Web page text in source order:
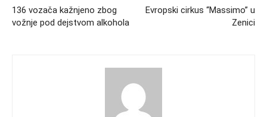
136 vozača kažnjeno zbog
vožnje pod dejstvom alkohola
Evropski cirkus “Massimo” u
Zenici